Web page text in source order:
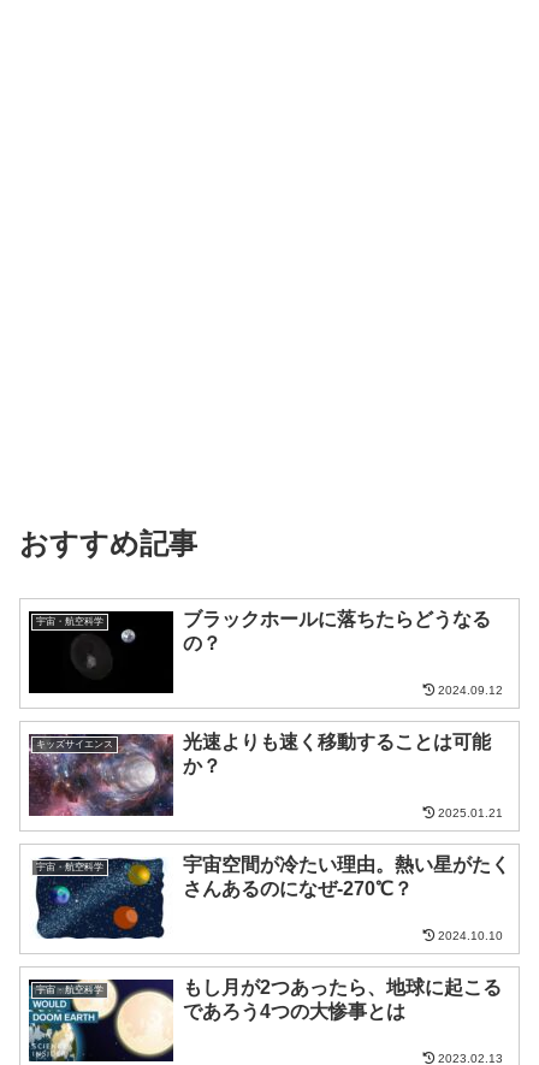
おすすめ記事
宇宙・航空科学
ブラックホールに落ちたらどうなる
の？
2024.09.12
キッズサイエンス
光速よりも速く移動することは可能
か？
2025.01.21
宇宙・航空科学
宇宙空間が冷たい理由。熱い星がたく
さんあるのになぜ-270℃？
2024.10.10
宇宙・航空科学
もし月が2つあったら、地球に起こる
であろう4つの大惨事とは
2023.02.13